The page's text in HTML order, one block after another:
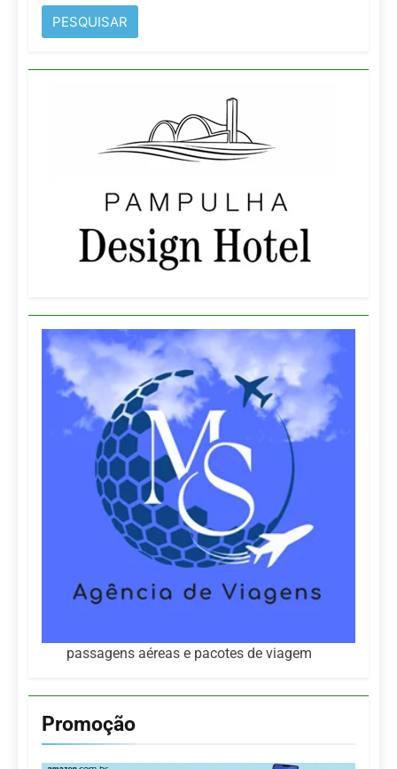
passagens aéreas e pacotes de viagem
Promoção